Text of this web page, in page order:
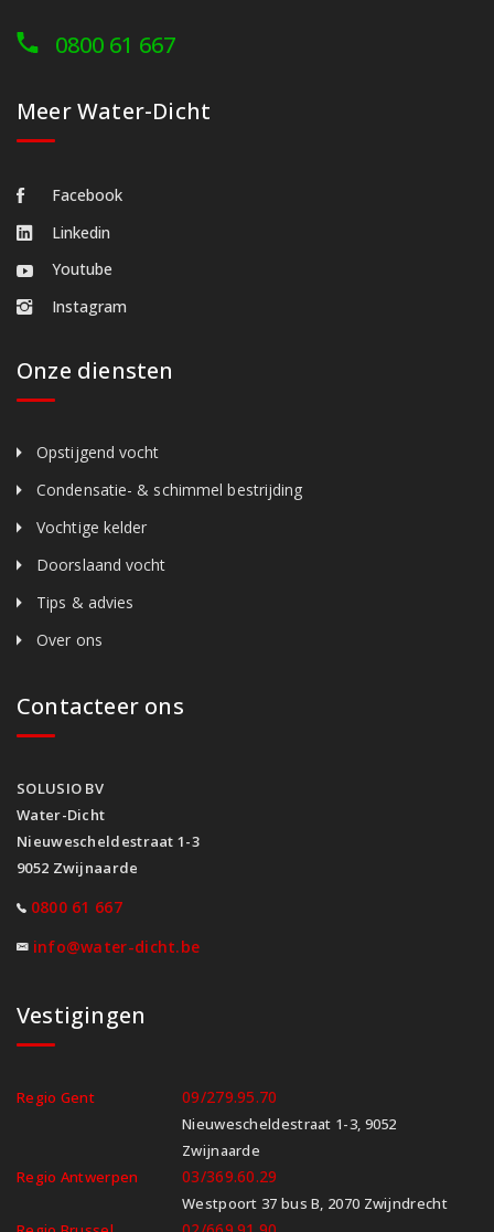
0800 61 667
Meer Water-Dicht
Facebook
Linkedin
Youtube
Instagram
Onze diensten
Opstijgend vocht
Condensatie- & schimmel bestrijding
Vochtige kelder
Doorslaand vocht
Tips & advies
Over ons
Contacteer ons
SOLUSIO BV
Water-Dicht
Nieuwescheldestraat 1-3
9052 Zwijnaarde
0800 61 667
info@water-dicht.be
Vestigingen
Regio Gent 09/279.95.70
Nieuwescheldestraat 1-3, 9052
Zwijnaarde
Regio Antwerpen
03/369.60.29
Westpoort 37 bus B, 2070 Zwijndrecht